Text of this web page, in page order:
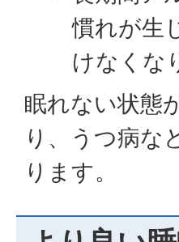
慣れが生
けなくな
眠れない状態
り、うつ病な
ります。